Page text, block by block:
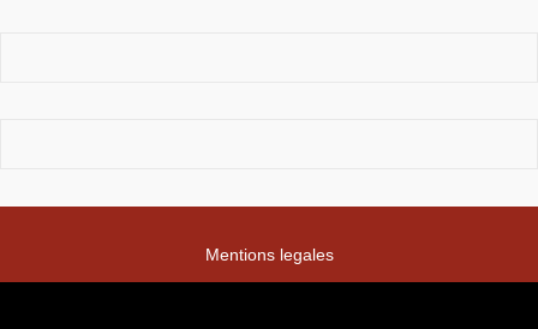
Mentions legales